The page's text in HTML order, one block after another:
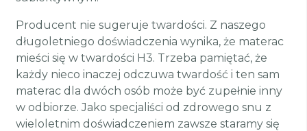
Producent nie sugeruje twardości. Z naszego
długoletniego doświadczenia wynika, że materac
mieści się w twardości H3. Trzeba pamiętać, że
każdy nieco inaczej odczuwa twardość i ten sam
materac dla dwóch osób może być zupełnie inny
w odbiorze. Jako specjaliści od zdrowego snu z
wieloletnim doświadczeniem zawsze staramy się